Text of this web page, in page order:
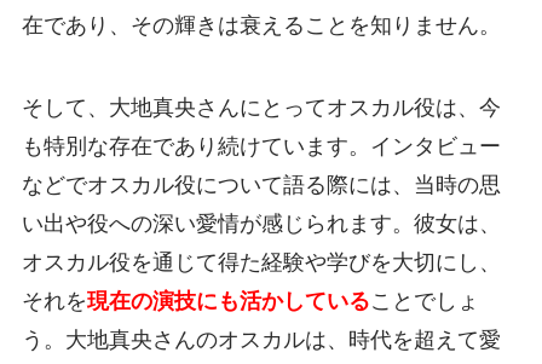
在であり、その輝きは衰えることを知りません。
そして、大地真央さんにとってオスカル役は、今
も特別な存在であり続けています。インタビュー
などでオスカル役について語る際には、当時の思
い出や役への深い愛情が感じられます。彼女は、
オスカル役を通じて得た経験や学びを大切にし、
それを現在の演技にも活かしていることでしょ
う。大地真央さんのオスカルは、時代を超えて愛